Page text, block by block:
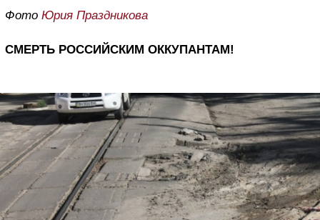
Фото Юрия Праздникова
СМЕРТЬ РОССИЙСКИМ ОККУПАНТАМ!